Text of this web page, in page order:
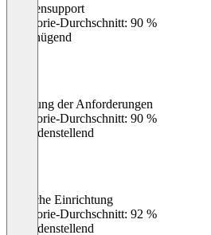
Kundensupport
Kategorie-Durchschnitt: 90 %
Ungenügend
Erfüllung der Anforderungen
Kategorie-Durchschnitt: 90 %
Zufriedenstellend
Einfache Einrichtung
Kategorie-Durchschnitt: 92 %
Zufriedenstellend